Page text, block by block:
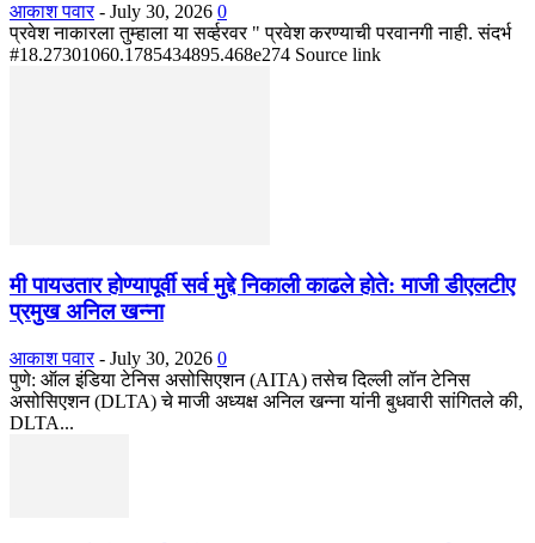
आकाश पवार - July 30, 2026 0
प्रवेश नाकारला तुम्हाला या सर्व्हरवर " प्रवेश करण्याची परवानगी नाही. संदर्भ
#18.27301060.1785434895.468e274 Source link
मी पायउतार होण्यापूर्वी सर्व मुद्दे निकाली काढले होते: माजी डीएलटीए
प्रमुख अनिल खन्ना
आकाश पवार - July 30, 2026 0
पुणे: ऑल इंडिया टेनिस असोसिएशन (AITA) तसेच दिल्ली लॉन टेनिस
असोसिएशन (DLTA) चे माजी अध्यक्ष अनिल खन्ना यांनी बुधवारी सांगितले की,
DLTA...